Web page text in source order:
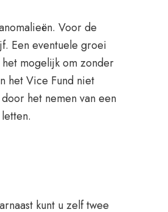
Voor de
Een eventuele groei
mogelijk om zonder
het Vice Fund niet
het nemen van een
kunt u zelf twee